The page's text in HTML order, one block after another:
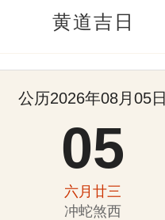
黄道吉日
公历2026年08月05日
05
六月廿三
冲蛇煞西